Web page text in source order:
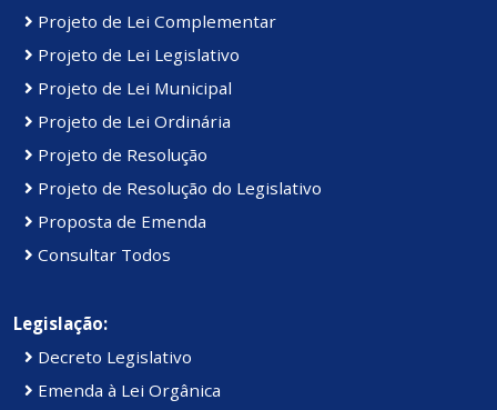
Projeto de Lei Complementar
Projeto de Lei Legislativo
Projeto de Lei Municipal
Projeto de Lei Ordinária
Projeto de Resolução
Projeto de Resolução do Legislativo
Proposta de Emenda
Consultar Todos
Legislação:
Decreto Legislativo
Emenda à Lei Orgânica